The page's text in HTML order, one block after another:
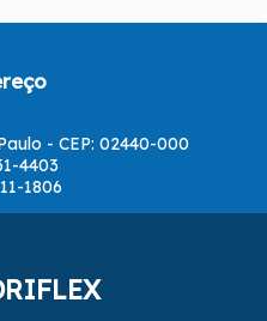
- CEP: 02440-000
4403
1806